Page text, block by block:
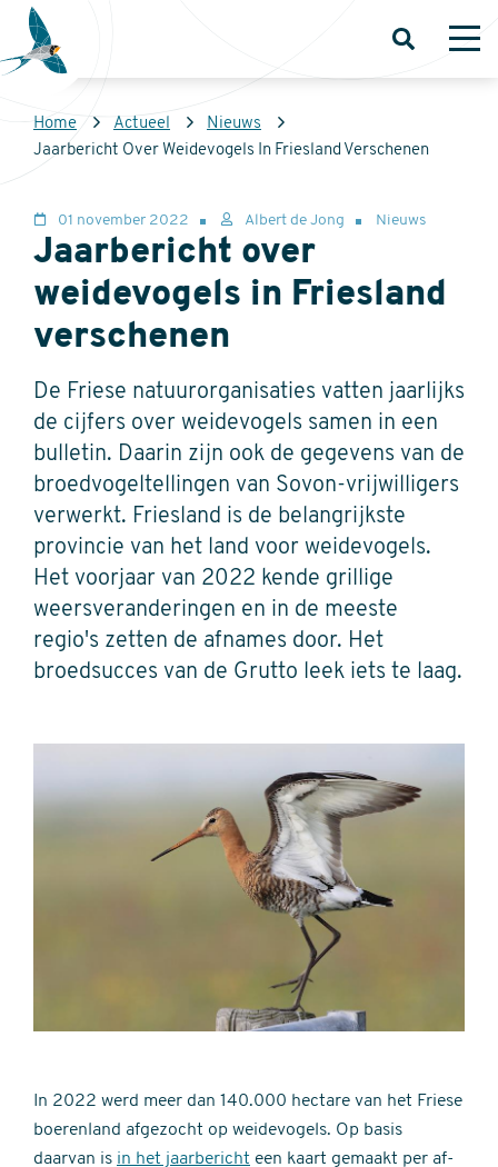
Overslaan
naar
inhoud
gaan
Sovon
Homepage
Open
Kruimelpad
Home Actueel
Nieuws
Jaarbericht Over Weidevogels In Friesland Verschenen
Jaarbericht over
weidevogels in Friesland
verschenen
01 november 2022 Albert de Jong Nieuws
De Friese natuurorganisaties vatten jaarlijks
de cijfers over weidevogels samen in een
bulletin. Daarin zijn ook de gegevens van de
broedvogeltellingen van Sovon-vrijwilligers
verwerkt. Friesland is de belangrijkste
provincie van het land voor weidevogels.
Het voorjaar van 2022 kende grillige
weersveranderingen en in de meeste
regio's zetten de afnames door. Het
broedsucces van de Grutto leek iets te laag.
In 2022 werd meer dan 140.000 hectare van het Friese
boerenland afgezocht op weidevogels. Op basis
daarvan is in het jaarbericht een kaart gemaakt per af-